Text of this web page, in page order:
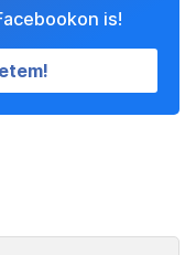
is!